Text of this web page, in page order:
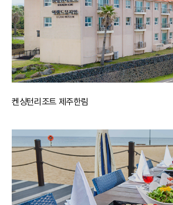
켄싱턴리조트 제주한림